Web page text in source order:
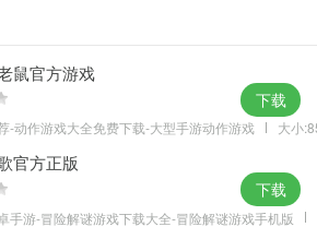
鼠官方游戏
-动作游戏大全免费下载-大型手游动作游戏 大小
下载
官方正版
手游-冒险解谜游戏下载大全-冒险解谜游戏手机版
下载